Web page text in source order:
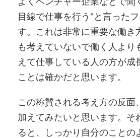
目線で仕事を行う"と言った
す。これは非常に重要な働き
も考えていないで働く人より
えて仕事している人の方が成
ことは確かだと思います。
この称賛される考え方の反面
加えてみたいと思います。そ
ると、しっかり自分のことの